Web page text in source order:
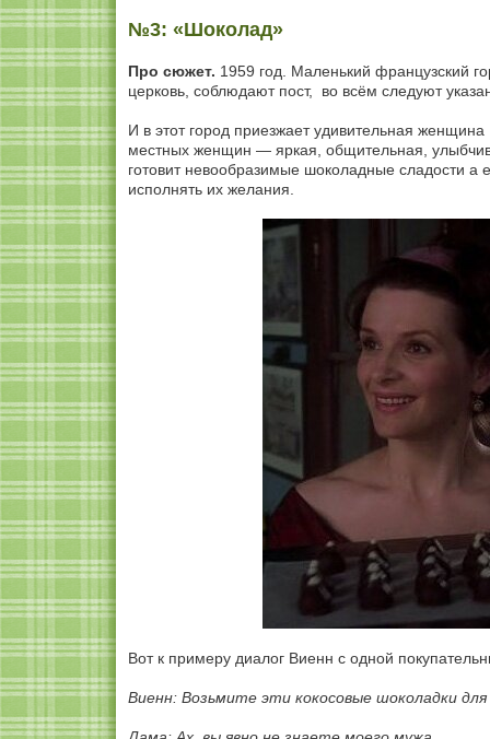
№3: «Шоколад»
Про сюжет. 1959 год. Маленький французский
церковь, соблюдают пост, во всём следуют
И в этот город приезжает удивительная
местных женщин — яркая, общительная,
готовит невообразимые шоколадные сладости а
исполнять их желания.
Вот к примеру диалог Виенн с одной
Виенн: Возьмите эти кокосовые шоколадки